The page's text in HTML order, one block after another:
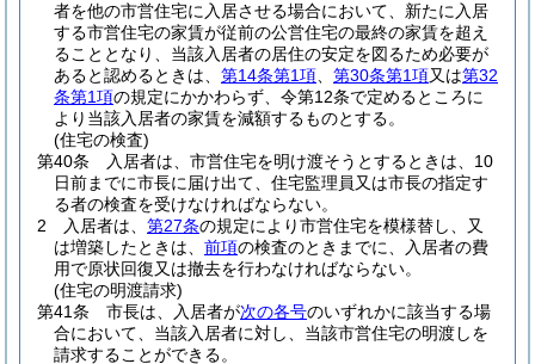
者を他の市営住宅に入居させる場合において、新たに入居
する市営住宅の家賃が従前の公営住宅の最終の家賃を超え
ることとなり、当該入居者の居住の安定を図るため必要が
あると認めるときは、 第14条第1項 第30条第1項又は第32
条第1項の規定にかかわらず、令第12条で定めるところに
より当該入居者の家賃を減額するものとする。
(住宅の検査)
第40条
入居者は、市営住宅を明け渡そうとするときは、10
日前までに市長に届け出て、住宅監理員又は市長の指定す
る者の検査を受けなければならない。
2
入居者は、 第27条の規定により市営住宅を模様替し、又
は増築したときは、 前項の検査のときまでに、入居者の費
用で原状回復又は撤去を行わなければならない。
(住宅の明渡請求)
第41条
市長は、入居者が次の各号のいずれかに該当する場
合において、当該入居者に対し、当該市営住宅の明渡しを
請求することができる。